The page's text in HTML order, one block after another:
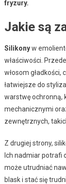
fryzury.
Jakie są
Silikonyw
właściwości.
włosom gładkości,
łatwiejsze do
warstwę ochronną,
mechanicznymi
zewnętrznych,
Z drugiej strony,
Ich nadmiar potrafi
może utrudniać
blask i stać się